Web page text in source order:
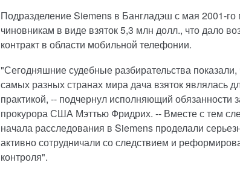
Подразделение Siemens в Бангладэш с мая 2001-го
чиновникам в виде взяток 5,3 млн долл., что дало
контракт в области мобильной телефонии.
"Сегодняшние судебные разбирательства
самых разных странах мира дача взяток являлась
практикой, -- подчернул исполняющий обязанности
прокурора США Мэттью Фридрих. -- Вместе с тем
начала расследования в Siemens проделали
активно сотрудничали со следствием и
контроля".